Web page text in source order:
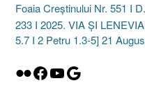
Foaia Creștinului Nr. 551 I
233 I 2025. VIA ȘI
5.7 I 2 Petru 1.3-5] 21
Flickr
Facebook
YouTube
Google